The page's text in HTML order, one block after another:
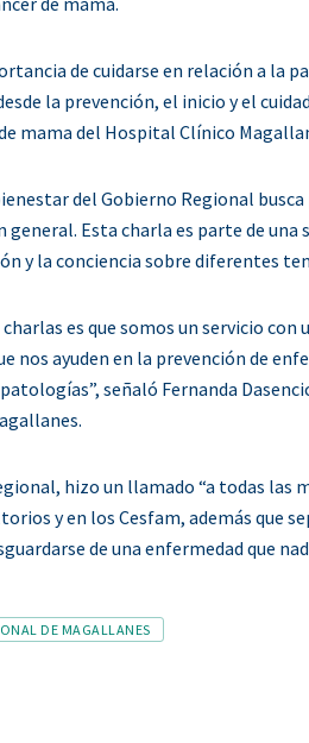
de cuidarse en relación a la
la prevención, el inicio y el
mama del Hospital Clínico
del Gobierno Regional
Esta charla es parte de una
y la conciencia sobre diferentes
es que somos un servicio con
nos ayuden en la prevención de
señaló Fernanda
hizo un llamado “a todas las
y en los Cesfam, además que
de una enfermedad que
DE MAGALLANES